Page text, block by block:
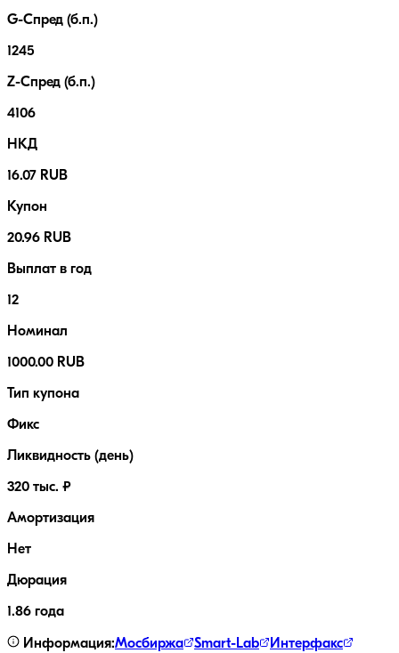
G-Спред (б.п.)
1245
Z-Спред (б.п.)
4106
НКД
16.07 RUB
Купон
20.96 RUB
Выплат в год
12
Номинал
1000.00 RUB
Тип купона
Фикс
Ликвидность (день)
320 тыс. ₽
Амортизация
Нет
Дюрация
1.86 года
Информация:Мосбиржа Smart-Lab Интерфакс